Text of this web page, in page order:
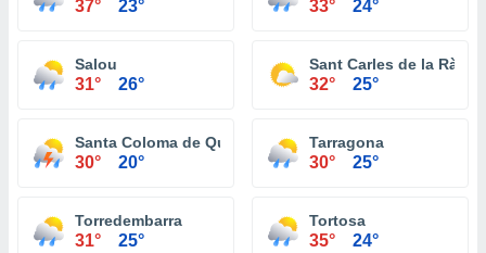
37° 23° 33° 24°
Salou
31° 26°
Sant Carles de la Ràpita
32° 25°
Santa Coloma de Queralt
30° 20°
Tarragona
30° 25°
Torredembarra
31° 25°
Tortosa
35° 24°